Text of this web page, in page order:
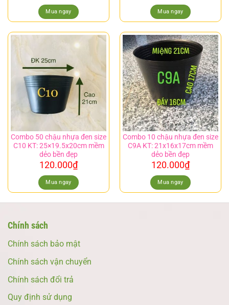
Mua ngay Mua ngay
Combo 50 chậu nhựa đen size
C10 KT: 25×19.5x20cm mềm
dẻo bền đẹp
120.000₫
Mua ngay
Combo 10 chậu nhựa đen size
C9A KT: 21x16x17cm mềm
dẻo bền đẹp
120.000₫
Mua ngay
Chính sách
Chính sách bảo mật
Chính sách vận chuyển
Chính sách đổi trả
Quy định sử dụng